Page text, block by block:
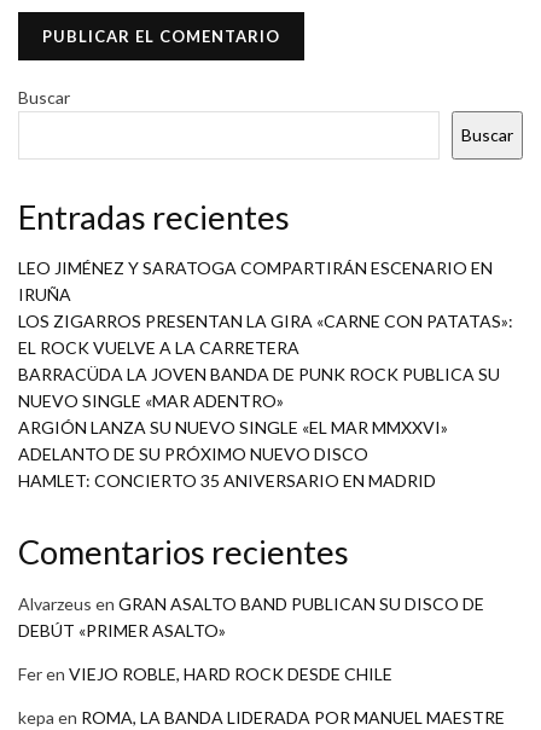
Buscar
Buscar
Entradas recientes
LEO JIMÉNEZ Y SARATOGA COMPARTIRÁN ESCENARIO EN
IRUÑA
LOS ZIGARROS PRESENTAN LA GIRA «CARNE CON PATATAS»:
EL ROCK VUELVE A LA CARRETERA
BARRACÜDA LA JOVEN BANDA DE PUNK ROCK PUBLICA SU
NUEVO SINGLE «MAR ADENTRO»
ARGIÓN LANZA SU NUEVO SINGLE «EL MAR MMXXVI»
ADELANTO DE SU PRÓXIMO NUEVO DISCO
HAMLET: CONCIERTO 35 ANIVERSARIO EN MADRID
Comentarios recientes
Alvarzeus en GRAN ASALTO BAND PUBLICAN SU DISCO DE
DEBÚT «PRIMER ASALTO»
Feren VIEJO ROBLE, HARD ROCK DESDE CHILE
kepa en ROMA, LA BANDA LIDERADA POR MANUEL MAESTRE